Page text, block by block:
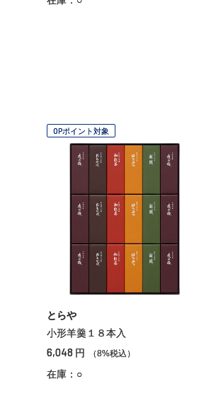
OPポイント対象
とらや
小形羊羹１８本入
6,048 円 （8%税込）
在庫：○